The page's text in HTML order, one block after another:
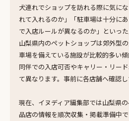
犬連れでショップを訪れる際に気に
れて入れるのか」「駐車場は十分に
で入店ルールが異なるのか」といっ
山梨県内のペットショップは郊外型
車場を備えている施設が比較的多い
同伴での入店可否やキャリー・リー
て異なります。事前に各店舗へ確認し
現在、イヌディア編集部では山梨県
品店の情報を順次収集・掲載準備中